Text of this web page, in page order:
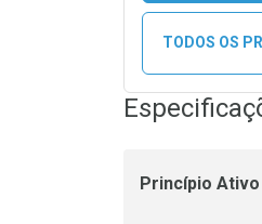
TODOS OS
Princípio Ativo